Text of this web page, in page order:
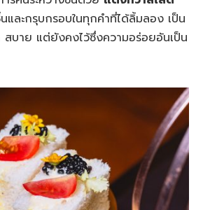
และกรุบกรอบในทุกคำที่ได้ลิ้มลอง เป็น
สบาย แต่ยังคงไว้ซึ่งความอร่อยอันเป็น